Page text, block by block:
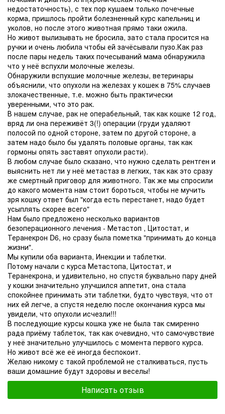
недостаточность), с тех пор кушаем только почечные
корма, пришлось пройти болезненный курс капельниц и
уколов, но после этого животная прямо таки ожила.
Но живот вылизывать не бросила, зато стала просится на
ручки и очень любила чтобы ей зачёсывали пузо.Как раз
после пары недель таких почесываний мама обнаружила
что у неё вспухли молочные железы.
Обнаружили вспухшие молочные железы, ветеринары
объяснили, что опухоли на железах у кошек в 75% случаев
злокачественные, т.е. можно быть практически
уверенными, что это рак.
В нашем случае, рак не операбельный, так как кошке 12 год,
вряд ли она переживёт 3(!) операции (груди удаляют
полосой по одной стороне, затем по другой стороне, а
затем надо было бы удалять половые органы, так как
гормоны опять заставят опухоли расти).
В любом случае было сказано, что нужно сделать рентген и
выяснить нет ли у неё метастаз в легких, так как это сразу
же смертный приговор для животного. Так же мы спросили
до какого момента нам стоит бороться, чтобы не мучить
зря кошку ответ был "когда есть перестанет, надо будет
усыплять скорее всего"
Нам было предложено несколько вариантов
безоперационного лечения - Метастоп , Цитостат, и
Теранекрон D6, но сразу была пометка "принимать до конца
жизни".
Мы купили оба варианта, Инекции и таблетки.
Потому начали с курса Метастопа, Цитостат, и
Теранекрона, и удивительно, но спустя буквально пару дней
у кошки значительно улучшился аппетит, она стала
спокойнее принимать эти таблетки, будто чувствуя, что от
них ей легче, а спустя неделю после окончания курса мы
увидели, что опухоли исчезли!!!
В последующие курсы кошка уже не была так смиренно
рада приёму таблеток, так как очевидно, что самочувствие
у неё значительно улучшилось с момента первого курса.
Но живот всё же её иногда беспокоит.
Желаю никому с такой проблемой не сталкиваться, пусть
ваши домашние будут здоровы и веселы!
Написать отзыв